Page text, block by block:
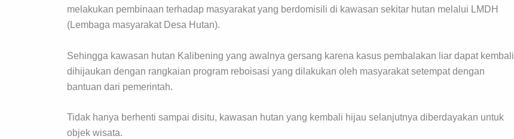
melakukan pembinaan terhadap masyarakat yang berdomisili di kawasan sekitar hutan melalui LMDH
(Lembaga masyarakat Desa Hutan).
Sehingga kawasan hutan Kalibening yang awalnya gersang karena kasus pembalakan liar dapat kembali
dihijaukan dengan rangkaian program reboisasi yang dilakukan oleh masyarakat setempat dengan
bantuan dari pemerintah.
Tidak hanya berhenti sampai disitu, kawasan hutan yang kembali hijau selanjutnya diberdayakan untuk
objek wisata.